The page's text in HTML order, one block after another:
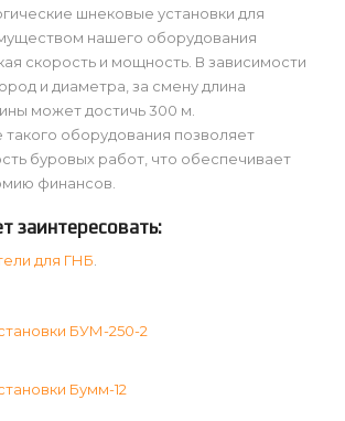
шнековые установки для
нашего оборудования
скорость и мощность. В зависимости
и диаметра, за смену длина
может достичь 300 м.
такого оборудования позволяет
буровых работ, что обеспечивает
финансов.
заинтересовать:
для ГНБ